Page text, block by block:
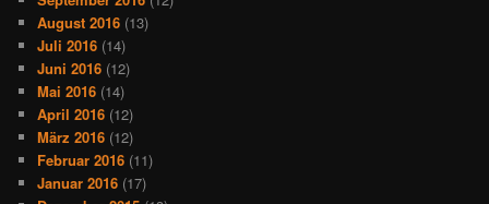
August 2016 (13)
Juli 2016 (14)
Juni 2016 (12)
Mai 2016 (14)
April 2016 (12)
März 2016 (12)
Februar 2016 (11)
Januar 2016 (17)